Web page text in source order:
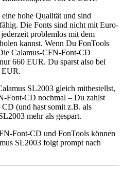
hohe Qualität und sind
Die Fonts sind nicht mit Euro-
problemlos mit dem
kannst. Wenn Du FonTools
Calamus-CFN-Font-CD
660 EUR. Du sparst also bei
EUR.
SL2003 gleich mitbestellst,
Font-CD nochmal – Du zahlst
(und hast somit z.B. als
mehr als gespart.
Font-CD und FonTools können
SL2003 folgt prompt nach